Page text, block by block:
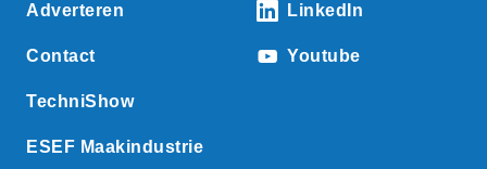
Adverteren
Contact
TechniShow
ESEF Maakindustrie
LinkedIn
Youtube